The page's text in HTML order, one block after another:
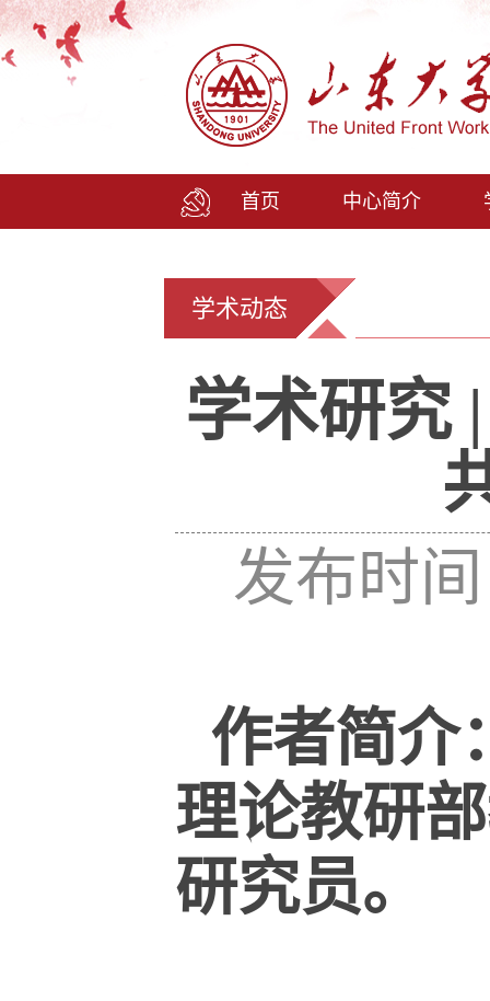
首页 中心简介
学术动态
学术研究
发布时
作者简介
理论教研
研究员。